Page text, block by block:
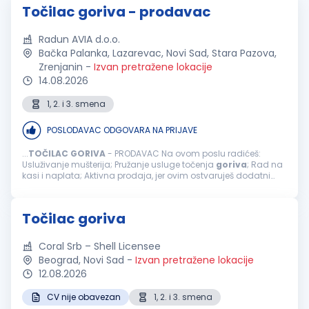
Točilac goriva - prodavac
Radun AVIA d.o.o.
Bačka Palanka, Lazarevac, Novi Sad, Stara Pazova,
Zrenjanin - Izvan pretražene lokacije
14.08.2026
1, 2. i 3. smena
POSLODAVAC ODGOVARA NA PRIJAVE
...TOČILAC GORIVA- PRODAVAC Na ovom poslu radićeš:
Usluživanje mušterija; Pružanje usluge točenja goriva; Rad na
kasi i naplata; Aktivna prodaja, jer ovim ostvaruješ dodatni
Točilac goriva
Coral Srb – Shell Licensee
Beograd, Novi Sad - Izvan pretražene lokacije
12.08.2026
CV nije obavezan 1, 2. i 3. smena